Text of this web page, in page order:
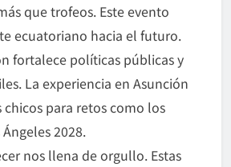
que trofeos. Este evento
ecuatoriano hacia el futuro.
fortalece políticas públicas y
La experiencia en Asunción
chicos para retos como los
2028.
nos llena de orgullo. Estas